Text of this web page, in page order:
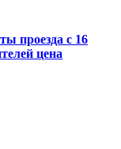
проезда с 16
цена